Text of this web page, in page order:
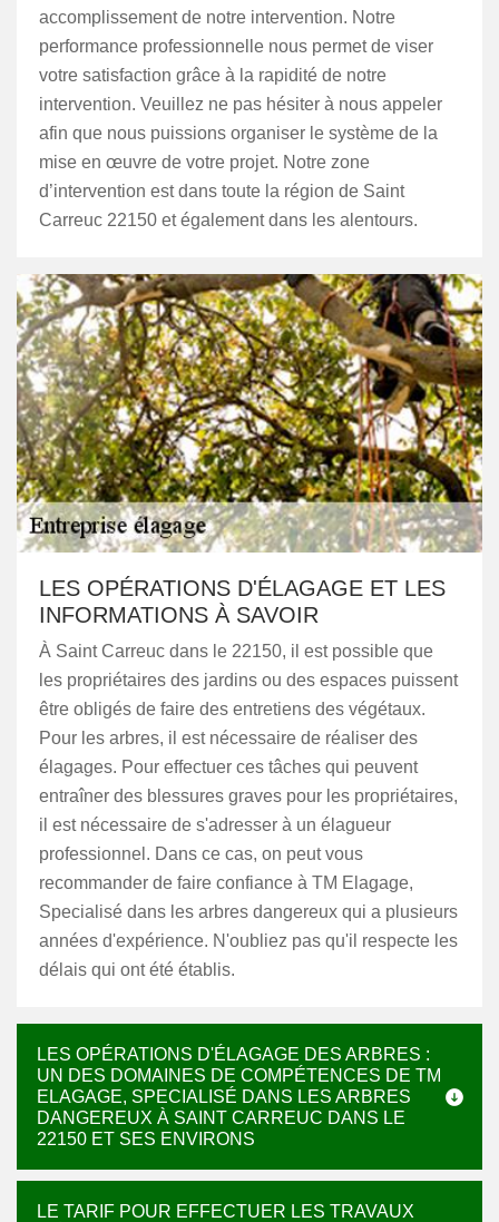
accomplissement de notre intervention. Notre
performance professionnelle nous permet de viser
votre satisfaction grâce à la rapidité de notre
intervention. Veuillez ne pas hésiter à nous appeler
afin que nous puissions organiser le système de la
mise en œuvre de votre projet. Notre zone
d’intervention est dans toute la région de Saint
Carreuc 22150 et également dans les alentours.
LES OPÉRATIONS D'ÉLAGAGE ET LES
INFORMATIONS À SAVOIR
À Saint Carreuc dans le 22150, il est possible que
les propriétaires des jardins ou des espaces puissent
être obligés de faire des entretiens des végétaux.
Pour les arbres, il est nécessaire de réaliser des
élagages. Pour effectuer ces tâches qui peuvent
entraîner des blessures graves pour les propriétaires,
il est nécessaire de s'adresser à un élagueur
professionnel. Dans ce cas, on peut vous
recommander de faire confiance à TM Elagage,
Specialisé dans les arbres dangereux qui a plusieurs
années d'expérience. N'oubliez pas qu'il respecte les
délais qui ont été établis.
LES OPÉRATIONS D'ÉLAGAGE DES ARBRES :
UN DES DOMAINES DE COMPÉTENCES DE TM
ELAGAGE, SPECIALISÉ DANS LES ARBRES
DANGEREUX À SAINT CARREUC DANS LE
22150 ET SES ENVIRONS
LE TARIF POUR EFFECTUER LES TRAVAUX